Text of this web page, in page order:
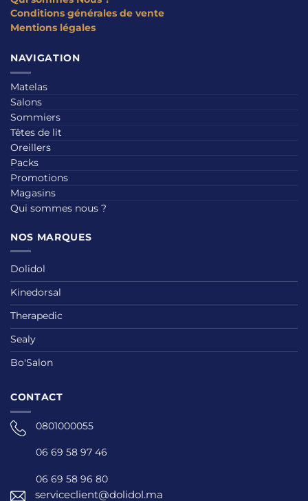
Conditions générales de vente
Mentions légales
NAVIGATION
Matelas
Salons
Sommiers
Têtes de lit
Oreillers
Packs
Promotions
Magasins
Qui sommes nous ?
NOS MARQUES
Dolidol
Kinedorsal
Therapedic
Sealy
Bo'Salon
CONTACT
0801000055
06 69 58 97 46
06 69 58 96 80
serviceclient@dolidol.ma